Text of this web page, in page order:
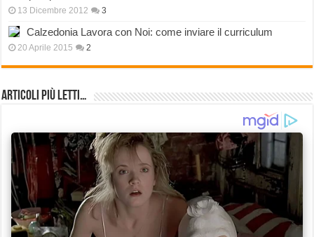
13 Dicembre 2012 3
Calzedonia Lavora con Noi: come inviare il curriculum
20 Aprile 2015 2
Articoli più Letti…